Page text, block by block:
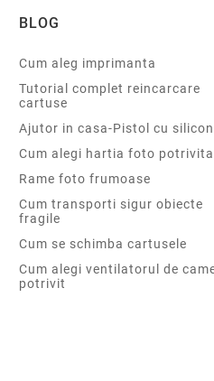
BLOG
Cum aleg imprimanta
Tutorial complet reincarcare
cartuse
Ajutor in casa-Pistol cu silicon
Cum alegi hartia foto potrivita
Rame foto frumoase
Cum transporti sigur obiecte
fragile
Cum se schimba cartusele
Cum alegi ventilatorul de
potrivit